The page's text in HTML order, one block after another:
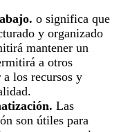
o significa que
y organizado
mantener un
a otros
los recursos y
Las
son útiles para